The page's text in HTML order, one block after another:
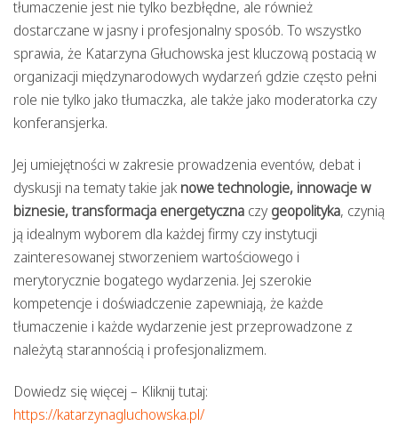
tłumaczenie jest nie tylko bezbłędne, ale również
dostarczane w jasny i profesjonalny sposób. To wszystko
sprawia, że Katarzyna Głuchowska jest kluczową postacią w
organizacji międzynarodowych wydarzeń gdzie często pełni
role nie tylko jako tłumaczka, ale także jako moderatorka czy
konferansjerka.
Jej umiejętności w zakresie prowadzenia eventów, debat i
dyskusji na tematy takie jak nowe technologie, innowacje w
biznesie, transformacja energetyczna czy geopolityka, czynią
ją idealnym wyborem dla każdej firmy czy instytucji
zainteresowanej stworzeniem wartościowego i
merytorycznie bogatego wydarzenia. Jej szerokie
kompetencje i doświadczenie zapewniają, że każde
tłumaczenie i każde wydarzenie jest przeprowadzone z
należytą starannością i profesjonalizmem.
Dowiedz się więcej – Kliknij tutaj:
https://katarzynagluchowska.pl/